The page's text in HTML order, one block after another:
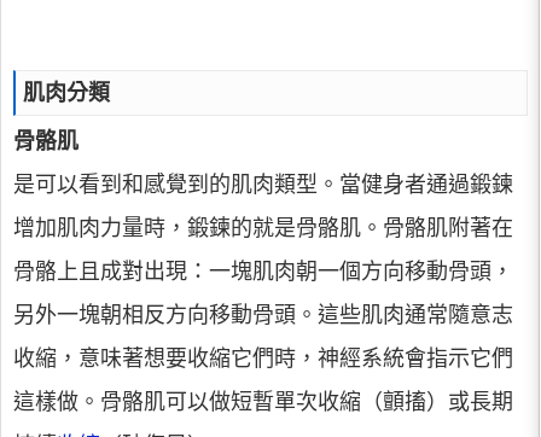
肌肉分類
骨骼肌
是可以看到和感覺到的肌肉類型。當健身者通過鍛鍊
增加肌肉力量時，鍛鍊的就是骨骼肌。骨骼肌附著在
骨骼上且成對出現：一塊肌肉朝一個方向移動骨頭，
另外一塊朝相反方向移動骨頭。這些肌肉通常隨意志
收縮，意味著想要收縮它們時，神經系統會指示它們
這樣做。骨骼肌可以做短暫單次收縮（顫搐）或長期